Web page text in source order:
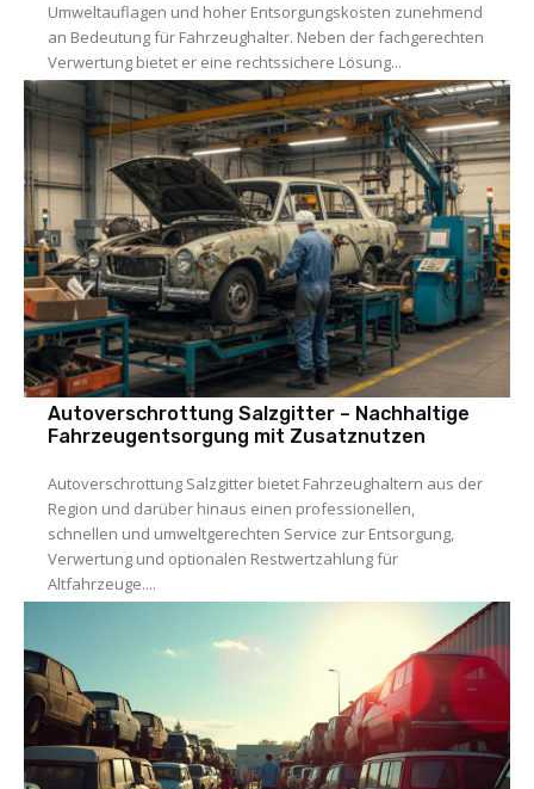
Umweltauflagen und hoher Entsorgungskosten zunehmend
an Bedeutung für Fahrzeughalter. Neben der fachgerechten
Verwertung bietet er eine rechtssichere Lösung...
Autoverschrottung Salzgitter – Nachhaltige
Fahrzeugentsorgung mit Zusatznutzen
Autoverschrottung Salzgitter bietet Fahrzeughaltern aus der
Region und darüber hinaus einen professionellen,
schnellen und umweltgerechten Service zur Entsorgung,
Verwertung und optionalen Restwertzahlung für
Altfahrzeuge....